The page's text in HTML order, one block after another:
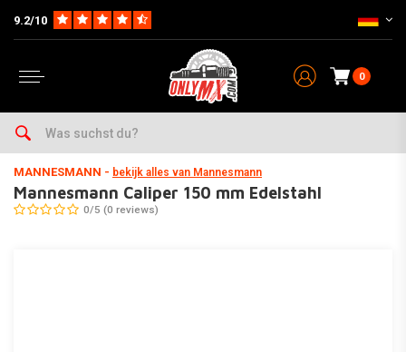
9.2/10
0
Home
MANNESMANN - bekijk alles van Mannesmann
Mannesmann Caliper 150 mm Edelstahl
0/5 (0 reviews)